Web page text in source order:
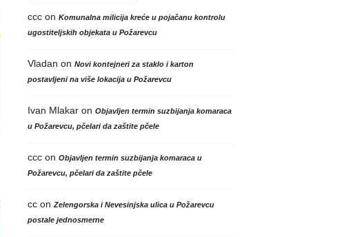
cccon Komunalna milicija kreće u pojačanu kontrolu
ugostiteljskih objekata u Požarevcu
Vladan on Novi kontejneri za staklo i karton
postavljeni na više lokacija u Požarevcu
Ivan Mlakaron Objavljen termin suzbijanja komaraca
u Požarevcu, pčelari da zaštite pčele
cccon Objavljen termin suzbijanja komaraca u
Požarevcu, pčelari da zaštite pčele
ccon Zelengorska i Nevesinjska ulica u Požarevcu
postale jednosmerne